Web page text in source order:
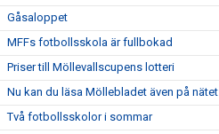
Gåsaloppet
MFFs fotbollsskola är fullbokad
Priser till Möllevallscupens lotteri
Nu kan du läsa Möllebladet även på nätet
Två fotbollsskolor i sommar